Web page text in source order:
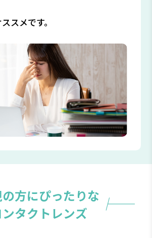
スメです。
⽅にぴったりな
ンタクトレンズ